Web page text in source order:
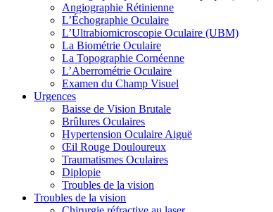
Angiographie Rétinienne
L’Échographie Oculaire
L’Ultrabiomicroscopie Oculaire (UBM)
La Biométrie Oculaire
La Topographie Cornéenne
L’Aberrométrie Oculaire
Examen du Champ Visuel
Urgences
Baisse de Vision Brutale
Brûlures Oculaires
Hypertension Oculaire Aiguë
Œil Rouge Douloureux
Traumatismes Oculaires
Diplopie
Troubles de la vision
Troubles de la vision